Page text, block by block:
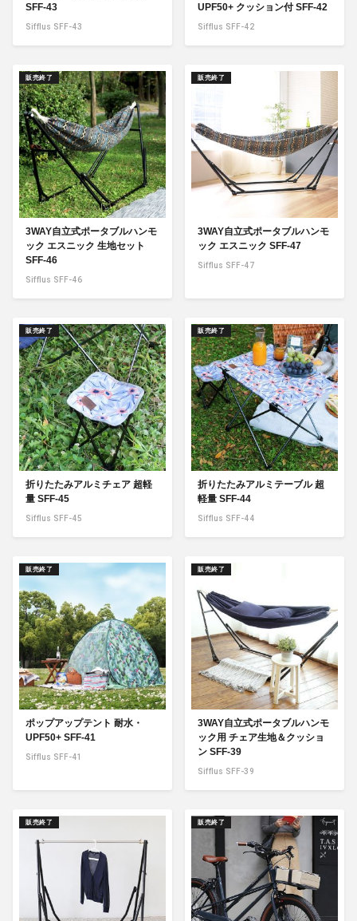
SFF-43
Sifflus SFF-43
UPF50+ クッション付 SFF-42
Sifflus SFF-42
3WAY自立式ポータブルハンモ
ック エスニック 生地セット
SFF-46
Sifflus SFF-46
販売終了
3WAY自立式ポータブルハンモ
ック エスニック SFF-47
Sifflus SFF-47
販売終了
折りたたみアルミチェア 超軽
量 SFF-45
Sifflus SFF-45
販売終了
折りたたみアルミテーブル 超
軽量 SFF-44
Sifflus SFF-44
販売終了
ポップアップテント 耐水・
UPF50+ SFF-41
Sifflus SFF-41
販売終了
3WAY自立式ポータブルハンモ
ック用 チェア生地＆クッショ
ン SFF-39
Sifflus SFF-39
販売終了
販売終了 販売終了